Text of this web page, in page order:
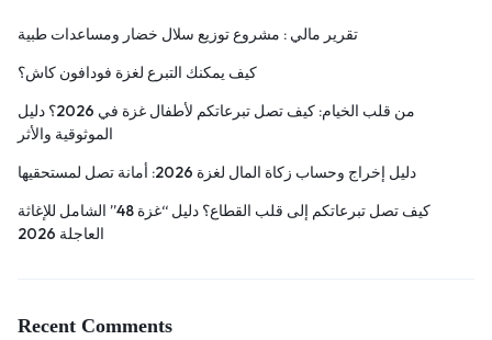
تقرير مالي : مشروع توزيع سلال خضار ومساعدات طبية
كيف يمكنك التبرع لغزة فودافون كاش؟
من قلب الخيام: كيف تصل تبرعاتكم لأطفال غزة في 2026؟ دليل
الموثوقية والأثر
دليل إخراج وحساب زكاة المال لغزة 2026: أمانة تصل لمستحقيها
كيف تصل تبرعاتكم إلى قلب القطاع؟ دليل “غزة 48” الشامل للإغاثة
العاجلة 2026
Recent Comments